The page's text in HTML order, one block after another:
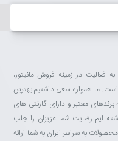
تکتازشاپ از سال 1384 شروع به فعالیت در زمینه فروش مانیتور،
است. ما همواره سعی داشتیم بهترین
برندهای معتبر و دارای گارنتی های
ایم رضایت شما عزیزان را جلب
به سراسر ایران به شما ارائه